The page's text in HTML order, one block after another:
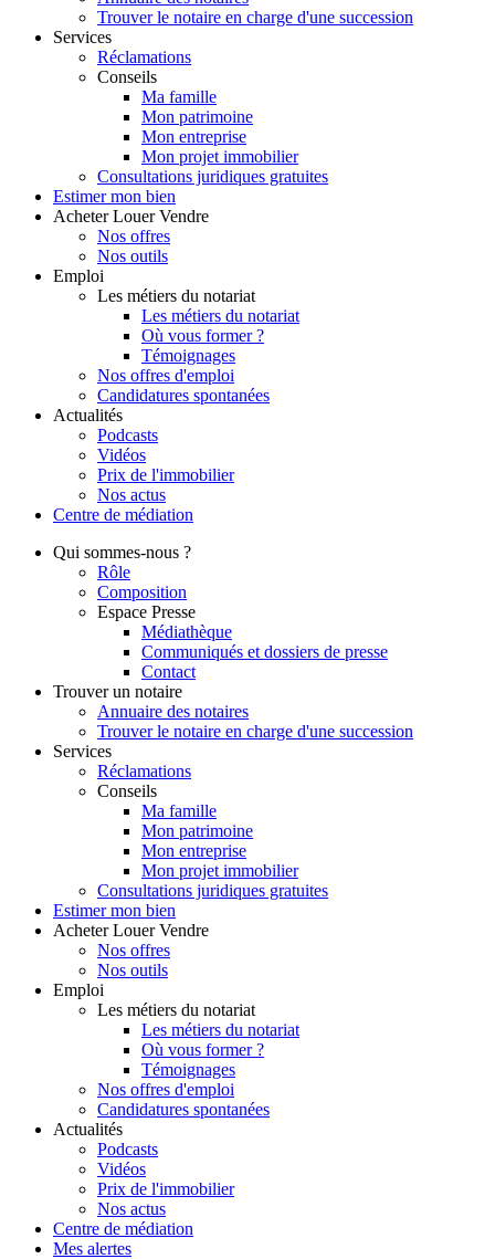
Trouver le notaire en charge d'une succession
Services
Réclamations
Conseils
Ma famille
Mon patrimoine
Mon entreprise
Mon projet immobilier
Consultations juridiques gratuites
Estimer mon bien
Acheter Louer Vendre
Nos offres
Nos outils
Emploi
Les métiers du notariat
Les métiers du notariat
Où vous former ?
Témoignages
Nos offres d'emploi
Candidatures spontanées
Actualités
Podcasts
Vidéos
Prix de l'immobilier
Nos actus
Centre de médiation
Qui sommes-nous ?
Rôle
Composition
Espace Presse
Médiathèque
Communiqués et dossiers de presse
Contact
Trouver un notaire
Annuaire des notaires
Trouver le notaire en charge d'une succession
Services
Réclamations
Conseils
Ma famille
Mon patrimoine
Mon entreprise
Mon projet immobilier
Consultations juridiques gratuites
Estimer mon bien
Acheter Louer Vendre
Nos offres
Nos outils
Emploi
Les métiers du notariat
Les métiers du notariat
Où vous former ?
Témoignages
Nos offres d'emploi
Candidatures spontanées
Actualités
Podcasts
Vidéos
Prix de l'immobilier
Nos actus
Centre de médiation
Mes alertes